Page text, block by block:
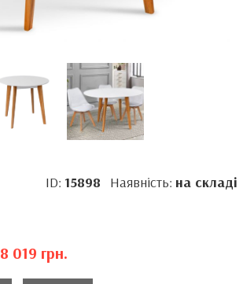
ID: 15898 Наявність: на складі
8 019 грн.